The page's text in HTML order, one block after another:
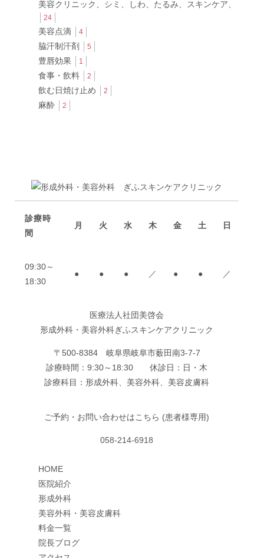
美容クリニック、シミ、しわ、たるみ、スキンケア、
24
美容点滴 4
脇汗制汗剤 5
豊唇効果 1
食事・飲料 2
飲む日焼け止め 2
麻酔 2
診療時
間
月 火 水 木 金 土 日
09:30～
18:30
● ● ● ／ ● ● ／
医療法人社団美啓会
形成外科・美容外科ぎふスキンケアクリニック
〒500-8384 岐阜県岐阜市薮田南3-7-7
診療時間：9:30～18:30 休診日：日・木
診療科目：形成外科、美容外科、美容皮膚科
ご予約・お問い合わせはこちら (患者様専用)
058-214-6918
HOME
医院紹介
形成外科
美容外科・美容皮膚科
料金一覧
院長ブログ